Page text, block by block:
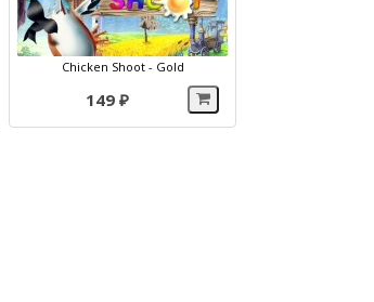
Chicken Shoot - Gold
149 ₽